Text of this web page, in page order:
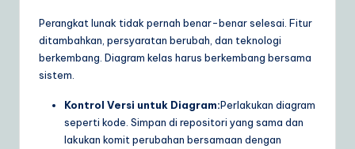
Perangkat lunak tidak pernah benar-benar selesai. Fitur
ditambahkan, persyaratan berubah, dan teknologi
berkembang. Diagram kelas harus berkembang bersama
sistem.
Kontrol Versi untuk Diagram:Perlakukan diagram
seperti kode. Simpan di repositori yang sama dan
lakukan komit perubahan bersamaan dengan